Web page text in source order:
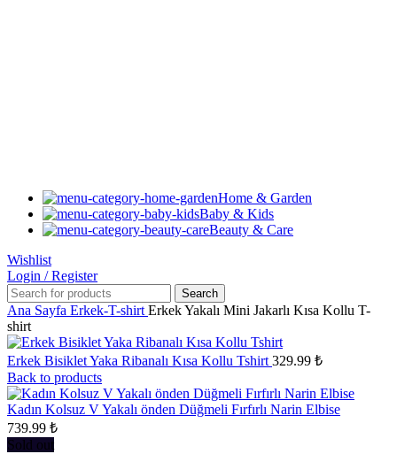
Home & Garden
Baby & Kids
Beauty & Care
Wishlist
Login / Register
Search
Ana Sayfa Erkek-T-shirt Erkek Yakalı Mini Jakarlı Kısa Kollu T-
shirt
Erkek Bisiklet Yaka Ribanalı Kısa Kollu Tshirt 329.99 ₺
Back to products
Kadın Kolsuz V Yakalı önden Düğmeli Fırfırlı Narin Elbise
739.99 ₺
Sold out